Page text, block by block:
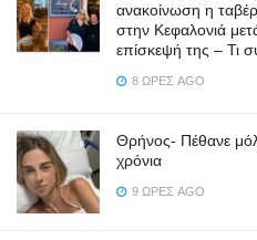
ανακοίνωση η
στην Κεφαλονιά
επίσκεψή της – Τι
8 ΏΡΕΣ AGO
Θρήνος- Πέθανε
χρόνια
9 ΏΡΕΣ AGO